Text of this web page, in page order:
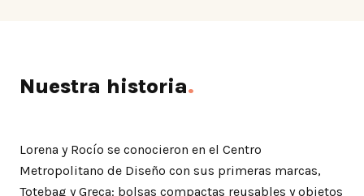
Nuestra historia.
Lorena y Rocío se conocieron en el Centro
Metropolitano de Diseño con sus primeras marcas,
Totebag y Greca: bolsas compactas reusables y objetos